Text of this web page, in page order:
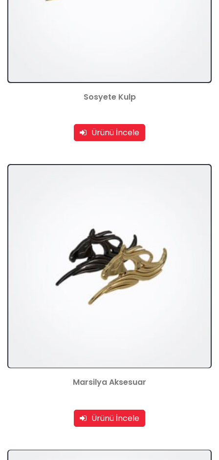
Sosyete Kulp
Ürünü İncele
Marsilya Aksesuar
Ürünü İncele